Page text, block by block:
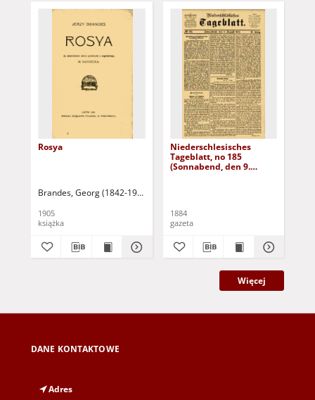
Rosya
Brandes, Georg (1842-1927)
1905
książka
Niederschlesisches
Tageblatt, no 185
(Sonnabend, den 9.
1884
gazeta
Więcej
DANE KONTAKTOWE
Adres